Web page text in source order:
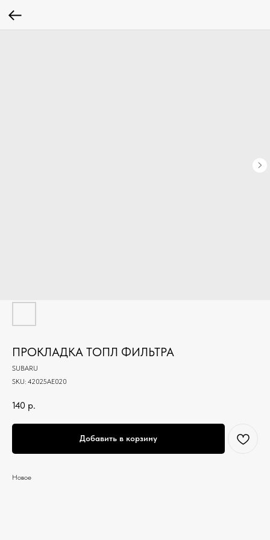
ПРОКЛАДКА ТОПЛ ФИЛЬТРА
SUBARU
SKU: 42025AE020
140 р.
Добавить в корзину
Новое